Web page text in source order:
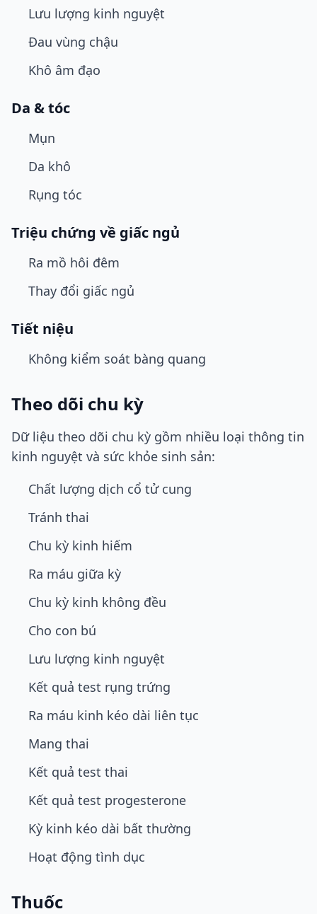
Lưu lượng kinh nguyệt
Đau vùng chậu
Khô âm đạo
Da & tóc
Mụn
Da khô
Rụng tóc
Triệu chứng về giấc ngủ
Ra mồ hôi đêm
Thay đổi giấc ngủ
Tiết niệu
Không kiểm soát bàng quang
Theo dõi chu kỳ
Dữ liệu theo dõi chu kỳ gồm nhiều loại thông tin
kinh nguyệt và sức khỏe sinh sản:
Chất lượng dịch cổ tử cung
Tránh thai
Chu kỳ kinh hiếm
Ra máu giữa kỳ
Chu kỳ kinh không đều
Cho con bú
Lưu lượng kinh nguyệt
Kết quả test rụng trứng
Ra máu kinh kéo dài liên tục
Mang thai
Kết quả test thai
Kết quả test progesterone
Kỳ kinh kéo dài bất thường
Hoạt động tình dục
Thuốc